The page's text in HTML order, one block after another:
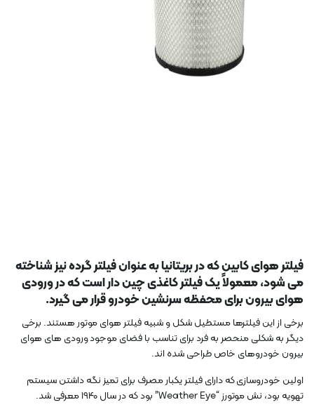
فیلتر هوای کابین که در بریتانیا به عنوان فیلتر گرده نیز شناخته
می شود، معمولاً یک فیلتر کاغذی چین دار است که در ورودی
هوای بیرون برای محفظه سرنشین خودرو قرار می گیرد.
برخی از این فیلترها مستطیل شکل و شبیه فیلتر هوای موتور هستند. برخی
دیگر به شکلی منحصر به فرد برای تناسب با فضای موجود ورودی های هوای
بیرون خودروهای خاص طراحی شده اند.
اولین خودروسازی که دارای فیلتر یکبار مصرف برای تمیز نگه داشتن سیستم
تهویه بود، نش موتورز “Weather Eye” بود که در سال 1940 معرفی شد.